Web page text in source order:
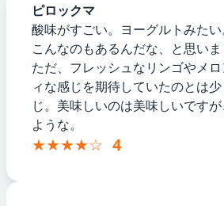
ピロックマ
酸味がすごい。ヨーグルトみたい
こんなのもあるんだな、と思いま
ただ、フレッシュなリンゴやメ
ィな感じを期待していたのとは
じ。美味しいのは美味しいです
ような。
★★★★☆ 4